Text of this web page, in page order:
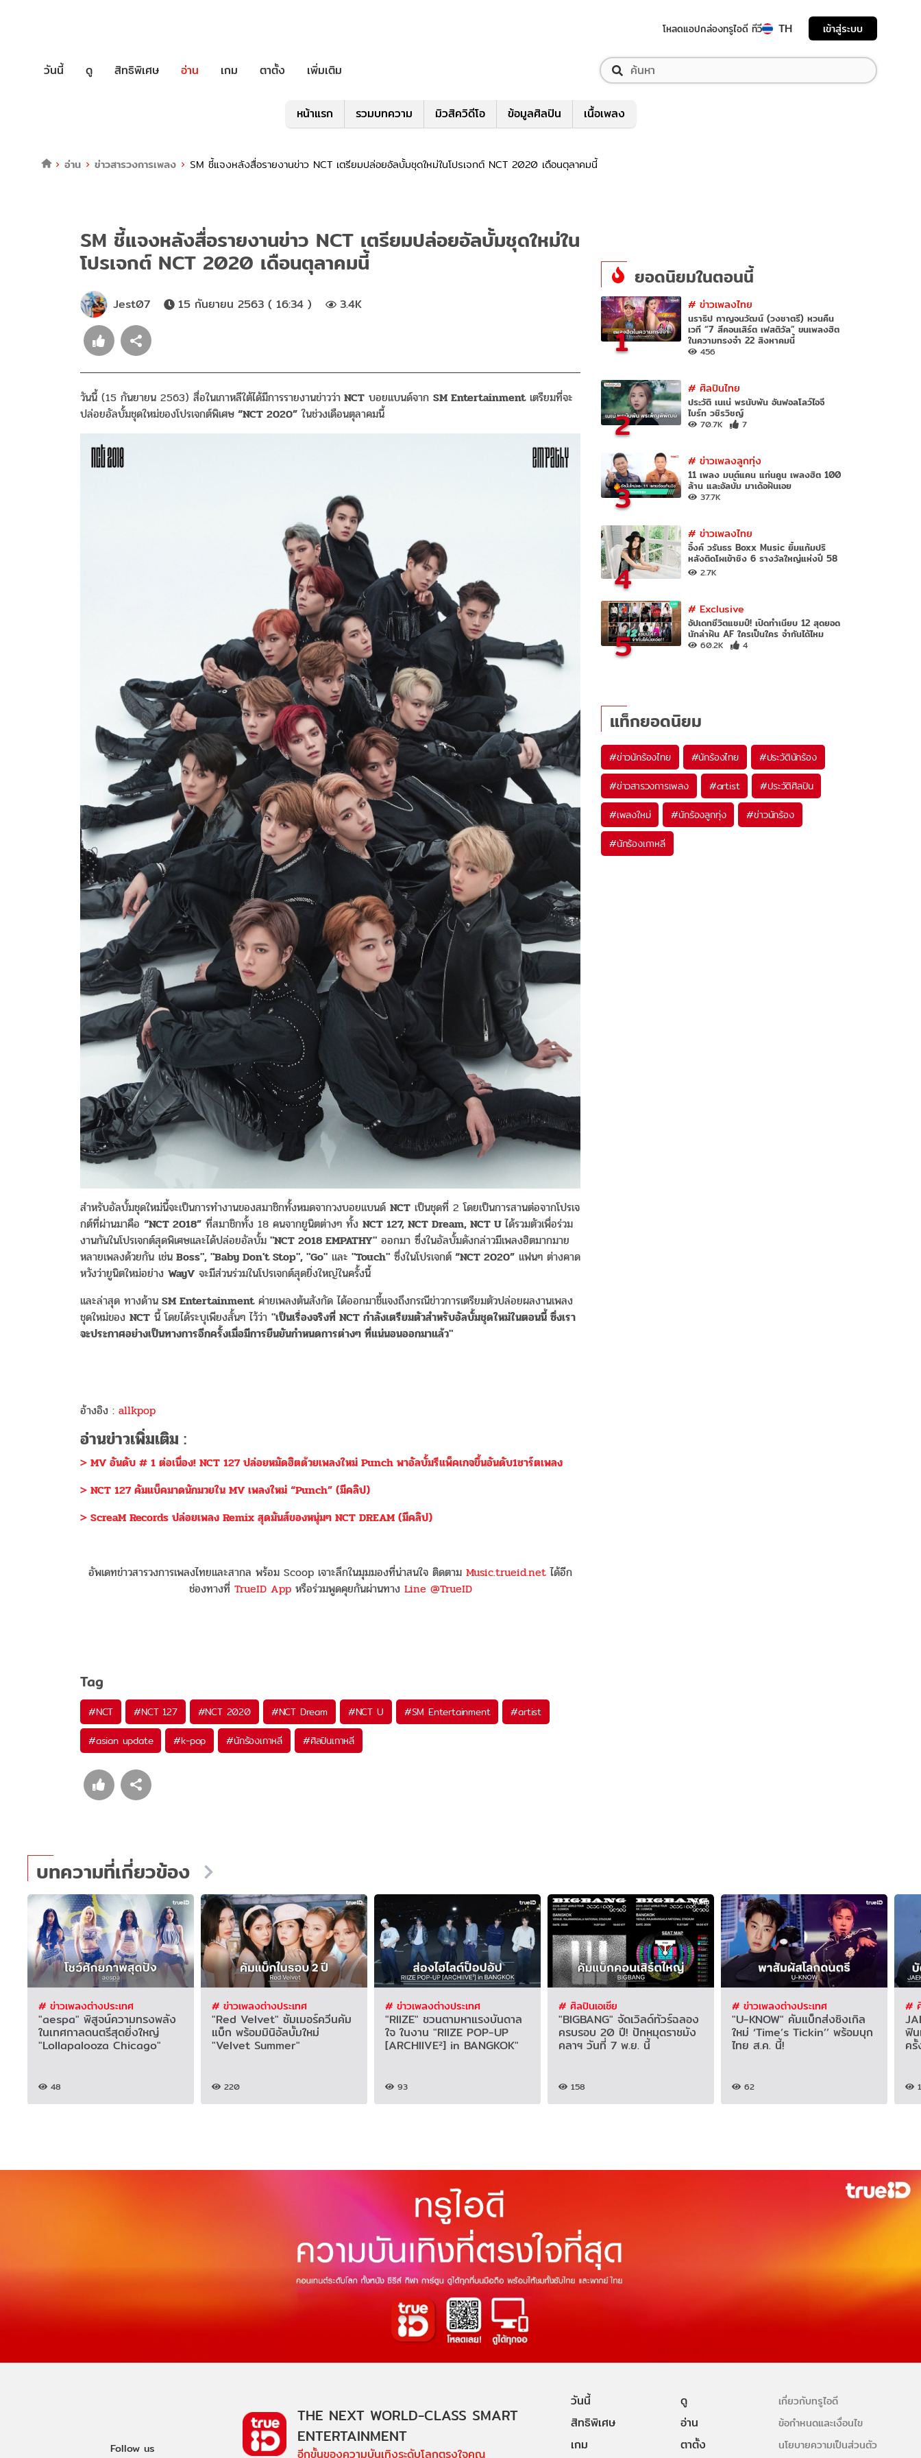
โหลดแอปกล่องทรูไอดี ทีวี TH เข้าสู่ระบบ
วันนี้ ดู สิทธิพิเศษ อ่าน เกม ตาตั้ง เพิ่มเติม
หน้าแรก รวมบทความ มิวสิควิดีโอ ข้อมูลศิลปิน เนื้อเพลง
อ่าน ข่าวสารวงการเพลง SM ชี้แจงหลังสื่อรายงานข่าว NCT เตรียมปล่อยอัลบั้มชุดใหม่ในโปรเจกต์ NCT 2020 เดือนตุลาคมนี้
SM ชี้แจงหลังสื่อรายงานข่าว NCT เตรียมปล่อยอัลบั้มชุดใหม่ใน
โปรเจกต์ NCT 2020 เดือนตุลาคมนี้
Jest07 15 กันยายน 2563 ( 16:34 ) 3.4K
วันนี้ (15 กันยายน 2563) สื่อในเกาหลีใต้ได้มีการรายงานข่าวว่า NCT บอยแบนด์จาก SM Entertainmentเตรียมที่จะ
ปล่อยอัลบั้มชุดใหม่ของโปรเจกต์พิเศษ “NCT 2020” ในช่วงเดือนตุลาคมนี้
สำหรับอัลบั้มชุดใหม่นี้จะเป็นการทำงานของสมาชิกทั้งหมดจากวงบอยแบนด์ NCT เป็นชุดที่ 2 โดยเป็นการสานต่อจากโปรเจ
กต์ที่ผ่านมาคือ “NCT 2018” ที่สมาชิกทั้ง 18 คนจากยูนิตต่างๆ ทั้ง NCT 127, NCT Dream, NCT Uได้รวมตัวเพื่อร่วม
งานกันในโปรเจกต์สุดพิเศษและได้ปล่อยอัลบั้ม "NCT 2018 EMPATHY" ออกมา ซึ่งในอัลบั้มดังกล่าวมีเพลงฮิตมากมาย
หลายเพลงด้วยกัน เช่น Boss", "Baby Don't Stop", "Go" และ "Touch" ซึ่งในโปรเจกต์ “NCT 2020” แฟนๆ ต่างคาด
หวังว่ายูนิตใหม่อย่าง WayV จะมีส่วนร่วมในโปรเจกต์สุดยิ่งใหญ่ในครั้งนี้
และล่าสุด ทางด้าน SM Entertainmentค่ายเพลงต้นสังกัด ได้ออกมาชี้แจงถึงกรณีข่าวการเตรียมตัวปล่อยผลงานเพลง
ชุดใหม่ของ NCT นี้ โดยได้ระบุเพียงสั้นๆ ไว้ว่า "เป็นเรื่องจริงที่ NCT กำลังเตรียมตัวสำหรับอัลบั้มชุดใหม่ในตอนนี้ ซึ่งเรา
จะประกาศอย่างเป็นทางการอีกครั้งเมื่อมีการยืนยันกำหนดการต่างๆ ที่แน่นอนออกมาแล้ว"
อ้างอิง : allkpop
อ่านข่าวเพิ่มเติม :
> MV อันดับ # 1 ต่อเนื่อง! NCT 127 ปล่อยหมัดฮิตด้วยเพลงใหม่ Punch พาอัลบั้มรีแพ็คเกจขึ้นอันดับ1ชาร์ตเพลง
> NCT 127 คัมแบ็คมาดนักมวยใน MV เพลงใหม่ “Punch” (มีคลิป)
> ScreaM Records ปล่อยเพลง Remix สุดมันส์ของหนุ่มๆ NCT DREAM (มีคลิป)
อัพเดทข่าวสารวงการเพลงไทยและสากล พร้อม Scoop เจาะลึกในมุมมองที่น่าสนใจ ติดตาม Music.trueid.net ได้อีก
ช่องทางที่ TrueID Appหรือร่วมพูดคุยกันผ่านทาง Line @TrueID
Tag
#NCT #NCT 127 #NCT 2020 #NCT Dream #NCT U #SM Entertainment #artist
#asian update #k-pop #นักร้องเกาหลี #ศิลปินเกาหลี
ยอดนิยมในตอนนี้
1
# ข่าวเพลงไทย
นราธิป กาญจนวัฒน์ (วงชาตรี) หวนคืน
เวที “7 สีคอนเสิร์ต เฟสติวัล” ขนเพลงฮิต
ในความทรงจำ 22 สิงหาคมนี้
456
2
# ศิลปินไทย
ประวัติ เนเน่ พรนับพัน อันฟอลโลว์ไอจี
ไบร์ท วชิรวิชญ์
70.7K 7
3
# ข่าวเพลงลูกทุ่ง
11 เพลง มนต์แคน แก่นคูน เพลงฮิต 100
ล้าน และอัลบั้ม มาเด้อฝันเอย
37.7K
4
# ข่าวเพลงไทย
อิ้งค์ วรันธร Boxx Music ยิ้มแก้มปริ
หลังติดโผเข้าชิง 6 รางวัลใหญ่แห่งปี 58
2.7K
5
# Exclusive
อัปเดทชีวิตแชมป์! เปิดทำเนียบ 12 สุดยอด
นักล่าฝัน AF ใครเป็นใคร จำกันได้ไหม
60.2K 4
แท็กยอดนิยม
#ข่าวนักร้องไทย #นักร้องไทย #ประวัตินักร้อง
#ข่าวสารวงการเพลง #artist #ประวัติศิลปิน
#เพลงใหม่ #นักร้องลูกทุ่ง #ข่าวนักร้อง
#นักร้องเกาหลี
บทความที่เกี่ยวข้อง
# ข่าวเพลงต่างประเทศ
"aespa" พิสูจน์ความทรงพลัง
ในเทศกาลดนตรีสุดยิ่งใหญ่
"Lollapalooza Chicago"
48
# ข่าวเพลงต่างประเทศ
"Red Velvet" ซัมเมอร์ควีนคัม
แบ็ก พร้อมมินิอัลบั้มใหม่
"Velvet Summer"
220
# ข่าวเพลงต่างประเทศ
"RIIZE" ชวนตามหาแรงบันดาล
ใจ ในงาน "RIIZE POP-UP
[ARCHIIVE²] in BANGKOK"
93
# ศิลปินเอเชีย
"BIGBANG" จัดเวิลด์ทัวร์ฉลอง
ครบรอบ 20 ปี! ปักหมุดราชมัง
คลาฯ วันที่ 7 พ.ย. นี้
158
# ข่าวเพลงต่างประเทศ
"U-KNOW" คัมแบ็กส่งซิงเกิล
ใหม่ ‘Time’s Tickin’’ พร้อมบุก
ไทย ส.ค. นี้!
62
#
ฟิน
ครั้
Follow us
THE NEXT WORLD-CLASS SMART
ENTERTAINMENT
อีกขั้นของความบันเทิงระดับโลกตรงใจคุณ
วันนี้
ดู
สิทธิพิเศษ
อ่าน
เกม
ตาตั้ง
เกี่ยวกับทรูไอดี
ข้อกำหนดและเงื่อนไข
นโยบายความเป็นส่วนตัว